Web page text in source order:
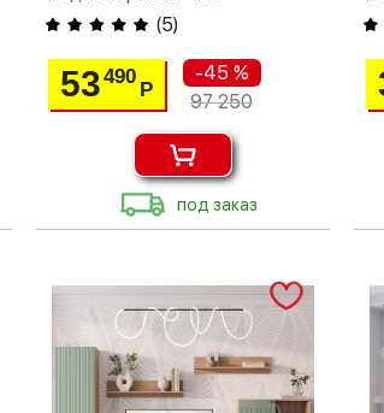
(5)
53490
Р
-45 %
97 250
под заказ